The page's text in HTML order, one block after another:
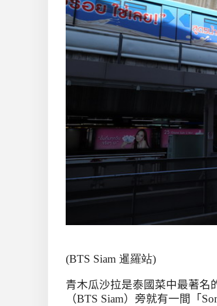
(BTS Siam 暹羅站)
青木瓜沙拉是泰國菜中最著名
（BTS Siam）旁就有一間「